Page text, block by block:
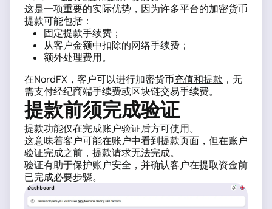
这是一项重要的实际优势，因为许多平台的加密货币
提款可能包括：
固定提款手续费；
从客户金额中扣除的网络手续费；
额外处理费用。
在NordFX，客户可以进行加密货币充值和提款 ，无
需支付经纪商端手续费或区块链交易手续费。
提款前须完成验证
提款功能仅在完成账户验证后方可使用。
这意味着客户可能在账户中看到提款页面，但在账户
验证完成之前，提款请求无法完成。
验证有助于保护账户安全，并确认客户在提取资金前
已完成必要步骤。